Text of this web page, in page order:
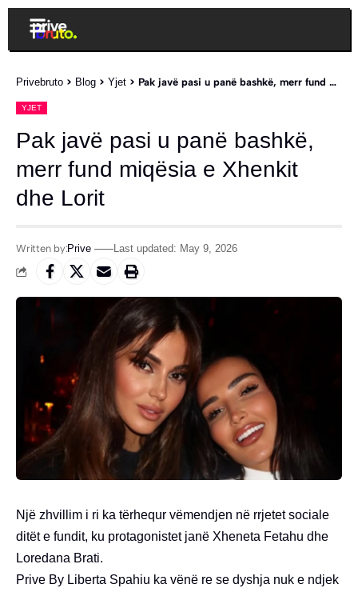
Privebruto > Blog > Yjet > Pak javë pasi u panë bashkë, merr fund miqësia e Xhenkit dhe Lorit
YJET
Pak javë pasi u panë bashkë,
merr fund miqësia e Xhenkit
dhe Lorit
Written by:Prive Last updated: May 9, 2026
Një zhvillim i ri ka tërhequr vëmendjen në rrjetet sociale
ditët e fundit, ku protagonistet janë Xheneta Fetahu dhe
Loredana Brati.
Prive By Liberta Spahiu ka vënë re se dyshja nuk e ndjek